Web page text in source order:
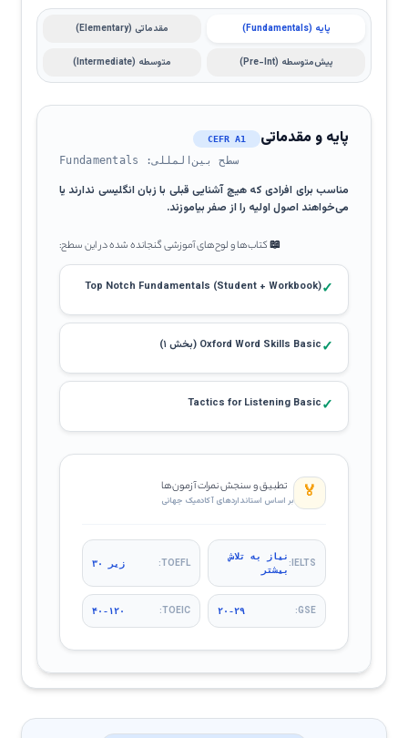
پایه (Fundamentals) مقدماتی (Elementary)
پیش‌متوسطه (Pre-Int) متوسطه (Intermediate)
پایه و مقدماتی CEFR A1
سطح بین‌المللی: Fundamentals
مناسب برای افرادی که هیچ آشنایی قبلی با زبان انگلیسی ندارند یا
می‌خواهند اصول اولیه را از صفر بیاموزند.
📖 کتاب‌ها و لوح‌های آموزشی گنجانده شده در این سطح:
✓
Top Notch Fundamentals (Student + Workbook)
✓Oxford Word Skills Basic (بخش ۱)
✓
Tactics for Listening Basic
🏅 تطبیق و سنجش نمرات آزمون‌ها
بر اساس استانداردهای آکادمیک جهانی
IELTS: نیاز به تلاش
بیشتر
TOEFL: زیر ۳۰
GSE: ۲۰-۲۹ TOEIC: ۴۰-۱۲۰